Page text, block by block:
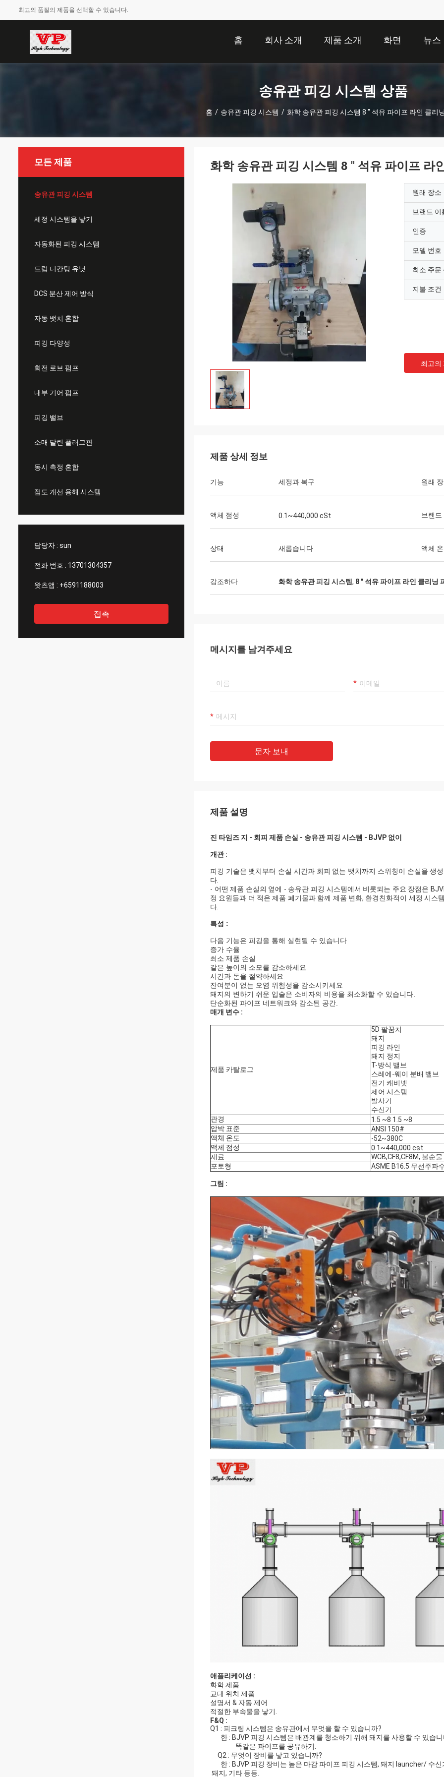
최고의 품질의 제품을 선택할 수 있습니다.
홈 회사 소개 제품 소개 화면 뉴스
송유관 피깅 시스템 상품
홈 / 송유관 피깅 시스템 / 화학 송유관 피깅 시스템 8 " 석유 파이프 라인 클리
모든 제품
송유관 피깅 시스템
세정 시스템을 낳기
자동화된 피깅 시스템
드럼 디칸팅 유닛
DCS 분산 제어 방식
자동 뱃치 혼합
피깅 다양성
회전 로브 펌프
내부 기어 펌프
피깅 밸브
소매 달린 플러그판
동시 측정 혼합
점도 개선 용해 시스템
담당자 : sun
전화 번호 : 13701304357
왓츠앱 : +6591188003
접촉
화학 송유관 피깅 시스템 8 " 석유 파이프 라
원래 장소
브랜드 이
인증
모델 번호
최소 주문
지불 조건
최고의
제품 상세 정보
기능 세정과 복구 원래
액체 점성 0.1~440,000 cSt 브랜드
상태 새롭습니다 액체
강조하다 화학 송유관 피깅 시스템, 8 " 석유 파이프 라인 클리닝
메시지를 남겨주세요
문자 보내
제품 설명
진 타임즈 지 - 회피 제품 손실 - 송유관 피깅 시스템 - BJVP 없이
개관 :
피깅 기술은 뱃치부터 손실 시간과 회피 없는 뱃치까지 스위칭이 손실을 생
다.
- 어떤 제품 손실의 옆에 - 송유관 피깅 시스템에서 비롯되는 주요 장점은
정 요원들과 더 적은 제품 폐기물과 함께 제품 변화, 환경친화적이 세정 시
다.
특성 :
다음 기능은 피깅을 통해 실현될 수 있습니다
증가 수율
최소 제품 손실
같은 높이의 소모를 감소하세요
시간과 돈을 절약하세요
잔여분이 없는 오염 위험성을 감소시키세요
돼지의 변하기 쉬운 입술은 소비자의 비용을 최소화할 수 있습니다.
단순화된 파이프 네트워크와 감소된 공간.
매개 변수 :
제품 카탈로그
5D 팔꿈치
돼지
피깅 라인
돼지 정지
T-방식 밸브
스레에-웨이 분배 밸브
전기 캐비넷
제어 시스템
발사기
수신기
관경
1.5 ~8 1.5 ~8
압박 표준
ANSI 150#
액체 온도
-52~380C
액체 점성
0.1~440,000 cst
재료
WCB,CF8,CF8M, 불순물
포토형
ASME B16.5 무선주파
그림 :
애플리케이션 :
화학 제품
교대 위치 제품
설명서 & 자동 제어
적절한 부속물을 낳기.
F&Q :
Q1 : 피크링 시스템은 송유관에서 무엇을 할 수 있습니까?
한 : BJVP 피깅 시스템은 배관계를 청소하기 위해 돼지를 사용할 수 있습
똑같은 파이프를 공유하기.
Q2 : 무엇이 장비를 낳고 있습니까?
한 : BJVP 피깅 장비는 높은 마감 파이프 피깅 시스템, 돼지 launcher/
돼지, 기타 등등.